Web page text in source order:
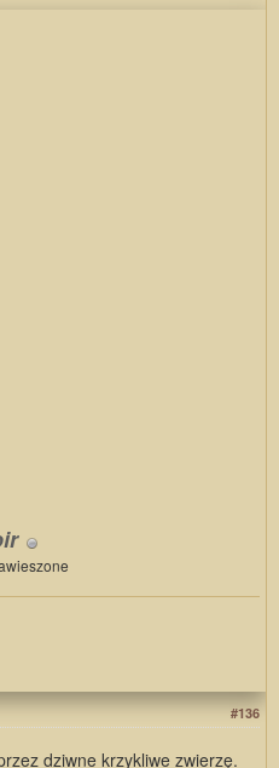
#136
dziwne krzykliwe zwierzę.